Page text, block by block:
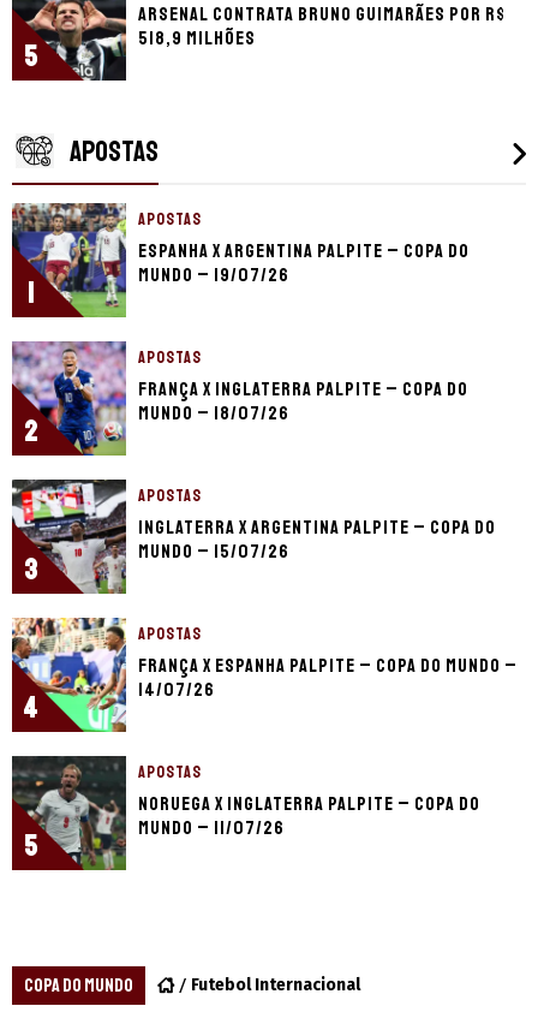
5
Arsenal contrata Bruno Guimarães por R$
518,9 milhões
APOSTAS
1
APOSTAS
Espanha x Argentina palpite – Copa do
Mundo – 19/07/26
2
APOSTAS
França x Inglaterra palpite – Copa do
Mundo – 18/07/26
3
APOSTAS
Inglaterra x Argentina palpite – Copa do
Mundo – 15/07/26
4
APOSTAS
França x Espanha palpite – Copa do Mundo –
14/07/26
5
APOSTAS
Noruega x Inglaterra palpite – Copa do
Mundo – 11/07/26
COPA DO MUNDO Futebol Internacional